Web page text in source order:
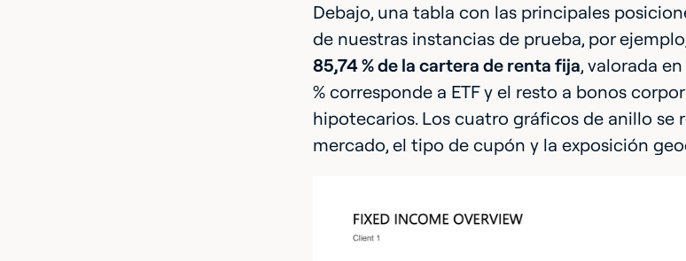
Debajo, una tabla con las principales
de nuestras instancias de prueba, por
85,74 % de la cartera de renta fija, valorada en
% corresponde a ETF y el resto a bonos
hipotecarios. Los cuatro gráficos de anillo
mercado, el tipo de cupón y la exposición